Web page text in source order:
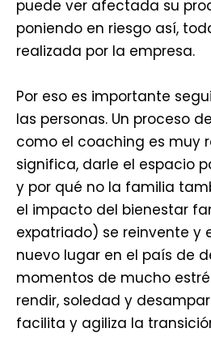
puede ver afectada su
poniendo en riesgo así,
realizada por la empresa.
Por eso es importante
las personas. Un proceso
como el coaching es muy
significa, darle el espacio
y por qué no la familia
el impacto del bienestar
expatriado) se reinvente y
nuevo lugar en el país de
momentos de mucho
rendir, soledad y
facilita y agiliza la